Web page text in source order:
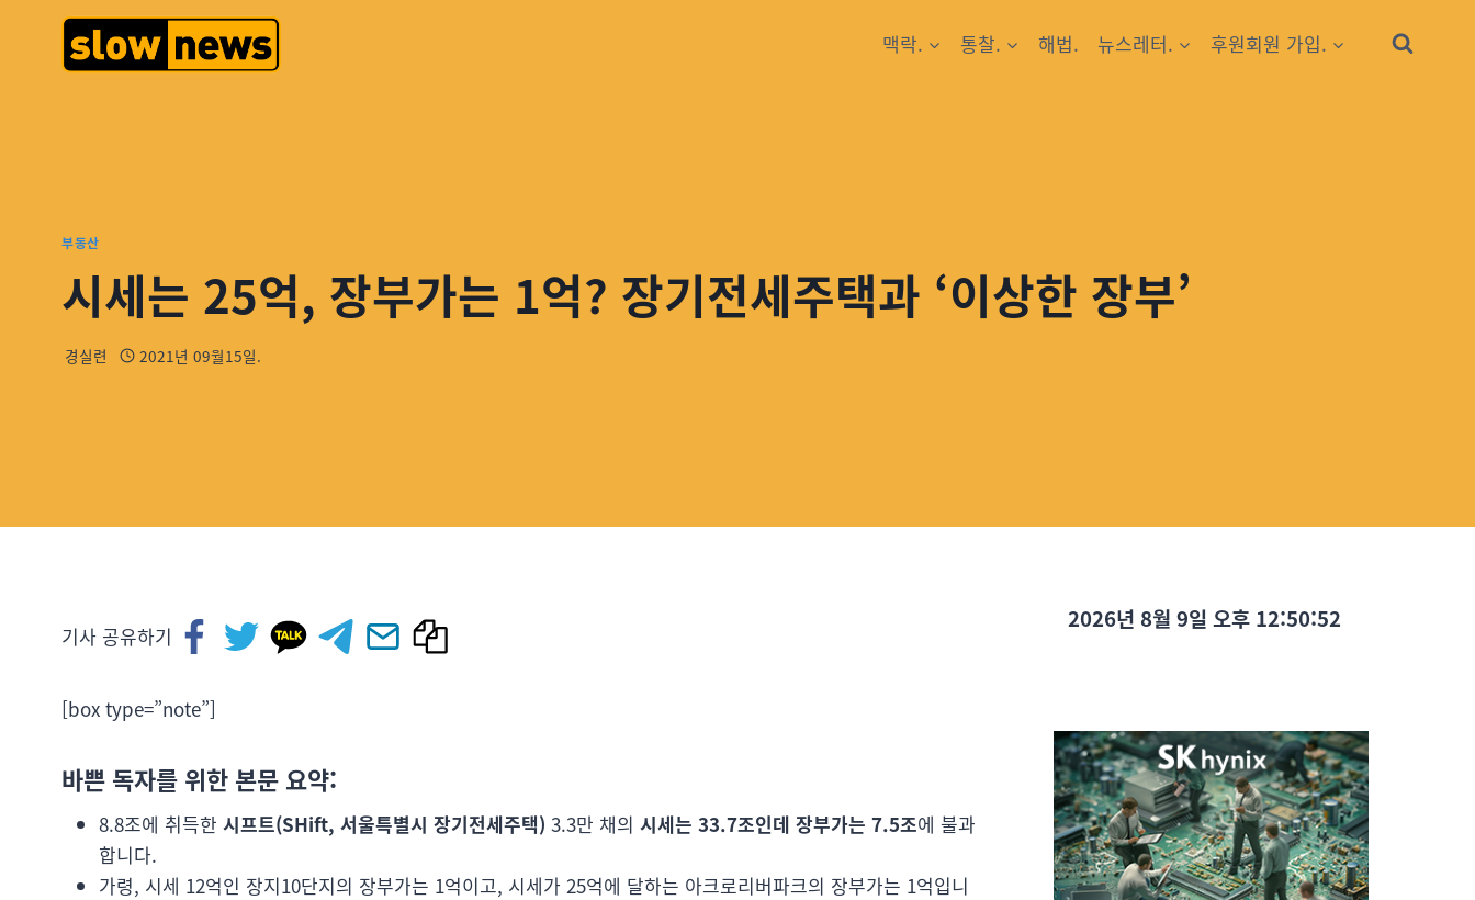
맥락. 통찰. 해법. 뉴스레터. 후원회원 가입.
부동산
시세는 25억, 장부가는 1억? 장기전세주택과 ‘이상한 장부’
경실련 2021년 09월15일.
기사 공유하기
[box type=”note”]
바쁜 독자를 위한 본문 요약:
8.8조에 취득한 시프트(SHift, 서울특별시 장기전세주택) 3.3만 채의 시세는 33.7조인데 장부가는 7.5조에 불과
합니다.
가령, 시세 12억인 장지10단지의 장부가는 1억이고, 시세가 25억에 달하는 아크로리버파크의 장부가는 1억입니
2026년 8월 9일 오후 12:50:53